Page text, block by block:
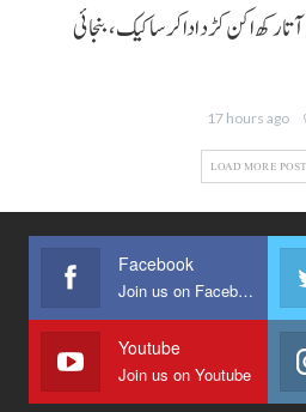
رکھ اکن کڑد ادا کرسا کیک ،بنجائی
17 hours ago
LOAD MORE
Facebook
Join us on Facebook
Youtube
Join us on Youtube